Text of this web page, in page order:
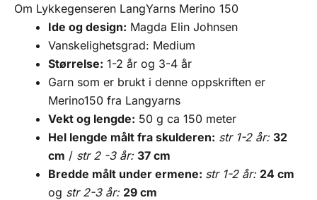
Om Lykkegenseren LangYarns Merino 150
Ide og design: Magda Elin Johnsen
Vanskelighetsgrad: Medium
Størrelse: 1-2 år og 3-4 år
Garn som er brukt i denne oppskriften er
Merino150 fra Langyarns
Vekt og lengde: 50 g ca 150 meter
Hel lengde målt fra skulderen: str 1-2 år: 32
cm / str 2 -3 år: 37 cm
Bredde målt under ermene: str 1-2 år: 24 cm
og str 2-3 år: 29 cm